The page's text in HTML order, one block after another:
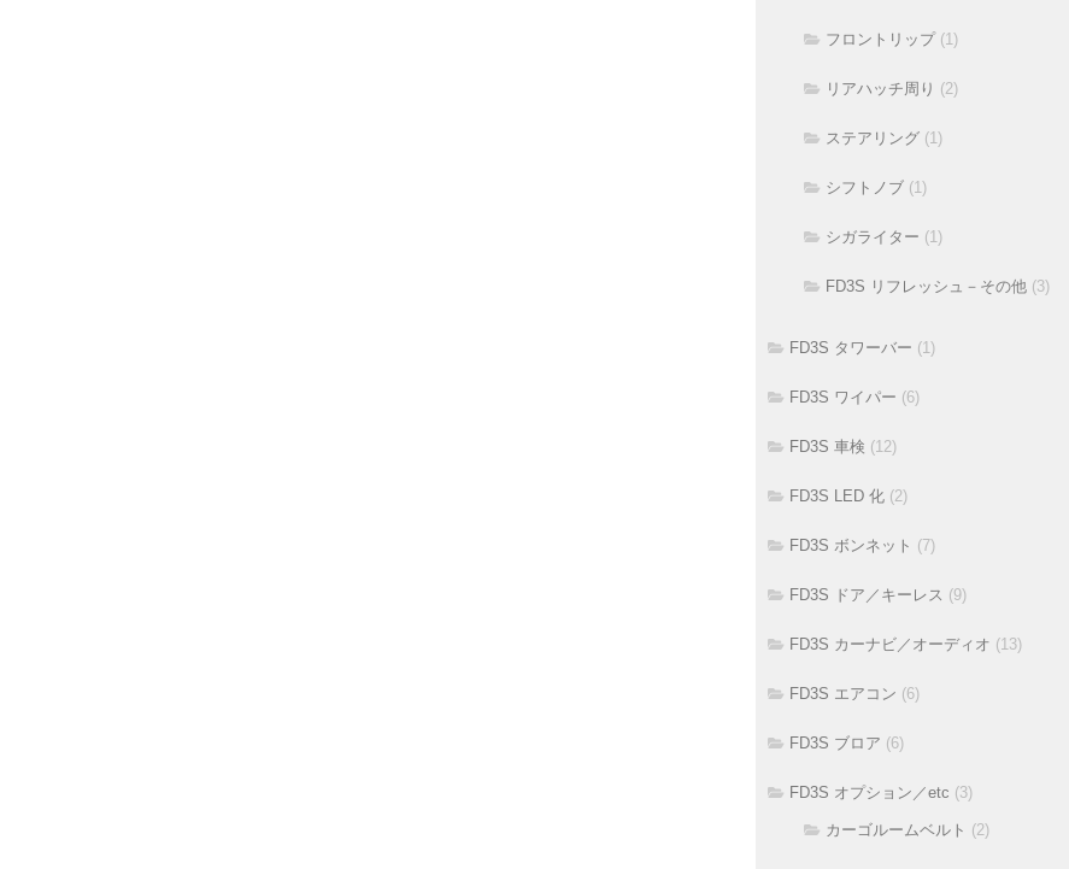
フロントリップ(1)
リアハッチ周り (2)
ステアリング (1)
シフトノブ (1)
シガライター (1)
FD3S リフレッシュ－その他 (3)
FD3S タワーバー (1)
FD3S ワイパー (6)
FD3S 車検 (12)
FD3S LED 化 (2)
FD3S ボンネット (7)
FD3S ドア／キーレス (9)
FD3S カーナビ／オーディオ (13)
FD3S エアコン (6)
FD3S ブロア (6)
FD3S オプション／etc (3)
カーゴルームベルト (2)